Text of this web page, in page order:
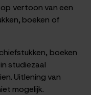
vertoon van een
boeken of
boeken
studiezaal
Uitlening van
mogelijk.